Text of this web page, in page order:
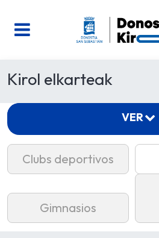
Kirol elkarteak
Clubs deportivos
Gimnasios
VER